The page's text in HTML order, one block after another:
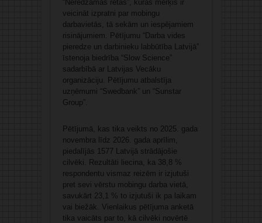
“Neredzamās rētas”, kuras mērķis ir
veicināt izpratni par mobingu
darbavietās, tā sekām un iespējamiem
risinājumiem. Pētījumu “Darba vides
pieredze un darbinieku labbūtība Latvijā”
īstenoja biedrība “Slow Science”
sadarbībā ar Latvijas Vecāku
organizāciju. Pētījumu atbalstīja
uzņēmumi “Swedbank” un “Sunstar
Group”.
Pētījumā, kas tika veikts no 2025. gada
novembra līdz 2026. gada aprīlim,
piedalījās 1577 Latvijā strādājošie
cilvēki. Rezultāti liecina, ka 38,8 %
respondentu vismaz reizēm ir izjutuši
pret sevi vērstu mobingu darba vietā,
savukārt 23,1 % to izjutuši ik pa laikam
vai biežāk. Vienlaikus pētījuma anketā
tika vaicāts par to, kā cilvēki novērtē